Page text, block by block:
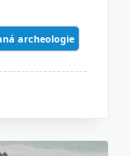
archeologie